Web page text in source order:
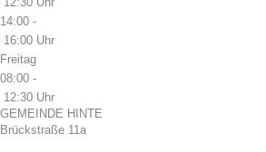
14:00 -
16:00 Uhr
Freitag
08:00 -
12:30 Uhr
GEMEINDE HINTE
Brückstraße 11a